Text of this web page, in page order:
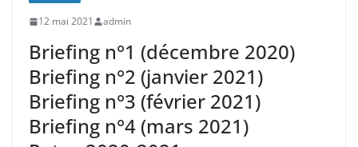
12 mai 2021 admin
Briefing n°1 (décembre 2020)
Briefing n°2 (janvier 2021)
Briefing n°3 (février 2021)
Briefing n°4 (mars 2021)